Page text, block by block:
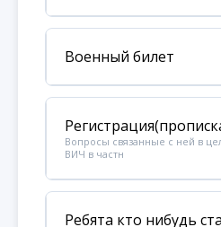
Военный билет
Вопросы связанные с ней в
ВИЧ в частн
Ребята кто нибудь